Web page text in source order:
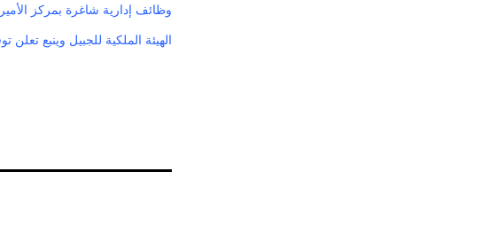
وظائف إدارية شاغرة بمركز
الهيئة الملكية للجبيل وينبع